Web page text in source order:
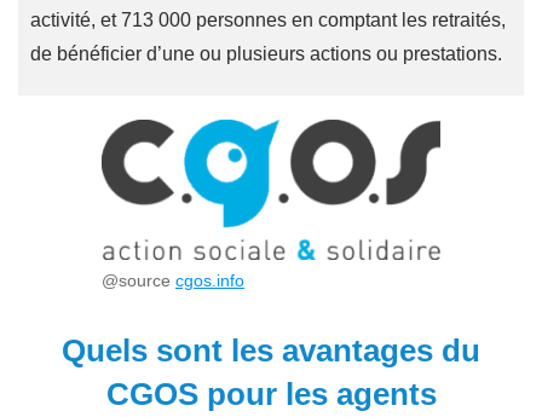
activité, et 713 000 personnes en comptant les retraités,
de bénéficier d’une ou plusieurs actions ou prestations.
@source cgos.info
Quels sont les avantages du
CGOS pour les agents